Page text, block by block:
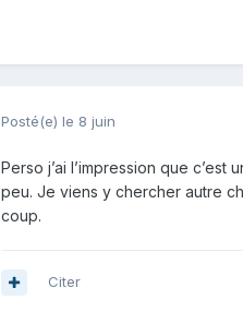
Posté(e) le 8 juin
Perso j’ai l’impression que
peu. Je viens y chercher autre
coup.
Citer